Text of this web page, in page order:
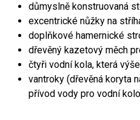
důmyslně konstruovaná
excentrické nůžky na
doplňkové hamernické
dřevěný kazetový měch
čtyři vodní kola, která
vantroky (dřevěná koryta
přívod vody pro vodní